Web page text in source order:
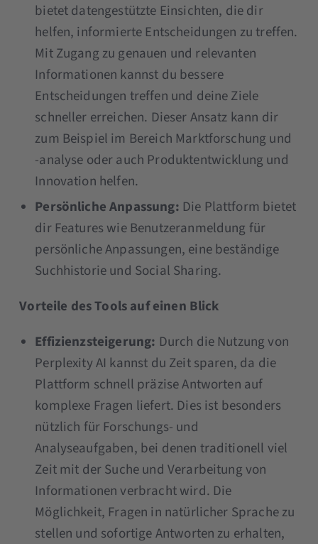
bietet datengestützte Einsichten, die dir
helfen, informierte Entscheidungen zu treffen.
Mit Zugang zu genauen und relevanten
Informationen kannst du bessere
Entscheidungen treffen und deine Ziele
schneller erreichen​​. Dieser Ansatz kann dir
zum Beispiel im Bereich Marktforschung und
-analyse oder auch Produktentwicklung und
Innovation helfen.
Persönliche Anpassung: Die Plattform bietet
dir Features wie Benutzeranmeldung für
persönliche Anpassungen, eine beständige
Suchhistorie und Social Sharing.
Vorteile des Tools auf einen Blick
Effizienzsteigerung: Durch die Nutzung von
Perplexity AI kannst du Zeit sparen, da die
Plattform schnell präzise Antworten auf
komplexe Fragen liefert. Dies ist besonders
nützlich für Forschungs- und
Analyseaufgaben, bei denen traditionell viel
Zeit mit der Suche und Verarbeitung von
Informationen verbracht wird. Die
Möglichkeit, Fragen in natürlicher Sprache zu
stellen und sofortige Antworten zu erhalten,